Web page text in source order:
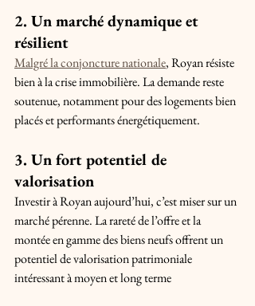
2. Un marché dynamique et
résilient
Malgré la conjoncture nationale, Royan résiste
bien à la crise immobilière. La demande reste
soutenue, notamment pour des logements bien
placés et performants énergétiquement.
3. Un fort potentiel de
valorisation
Investir à Royan aujourd’hui, c’est miser sur un
marché pérenne. La rareté de l’offre et la
montée en gamme des biens neufs offrent un
potentiel de valorisation patrimoniale
intéressant à moyen et long terme